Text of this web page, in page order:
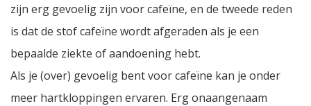
zijn erg gevoelig zijn voor cafeïne, en de tweede reden
is dat de stof cafeïne wordt afgeraden als je een
bepaalde ziekte of aandoening hebt.
Als je (over) gevoelig bent voor cafeïne kan je onder
meer hartkloppingen ervaren. Erg onaangenaam